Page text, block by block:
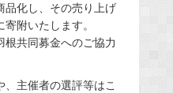
品化し、その売り上げ
附いたします。
根共同募金へのご協力
主催者の選評等はこ